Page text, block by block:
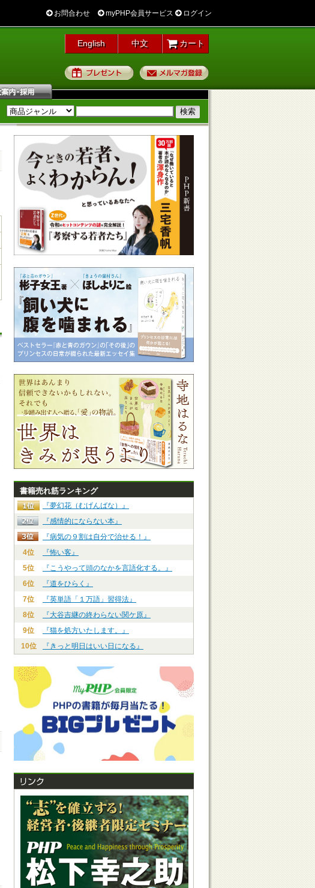
お問合わせ myPHP会員サービス ログイン
English 中文 カート
プレゼント
書籍売れ筋ランキング
『夢幻花（むげんばな）』
『感情的にならない本』
『病気の９割は自分で治せる！』
4位
『怖い客』
5位
『こうやって頭のなかを言語化する。』
6位
『道をひらく』
7位
『英単語「１万語」習得法』
8位
『大谷吉継の終わらない関ケ原』
9位
『猫を処方いたします。』
10位
『きっと明日はいい日になる』